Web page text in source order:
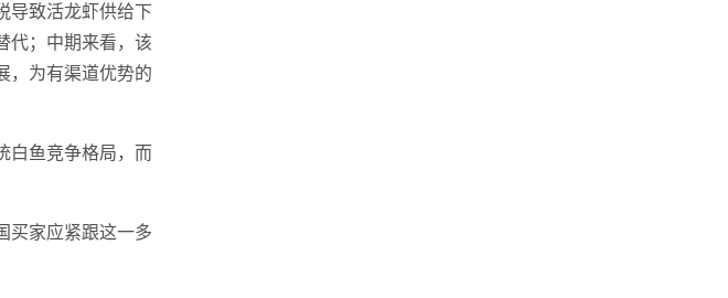
导致活龙虾供给下
代；中期来看，该
，为有渠道优势的
白鱼竞争格局，而
买家应紧跟这一多